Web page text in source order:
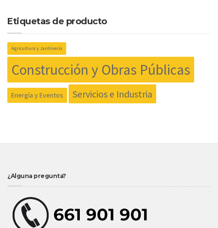
Etiquetas de producto
Agricultura y Jardinería
Construcción y Obras Públicas
Energía y Eventos Servicios e Industria
¿Alguna pregunta?